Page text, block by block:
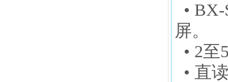
• BX-
屏。
• 2
• 直